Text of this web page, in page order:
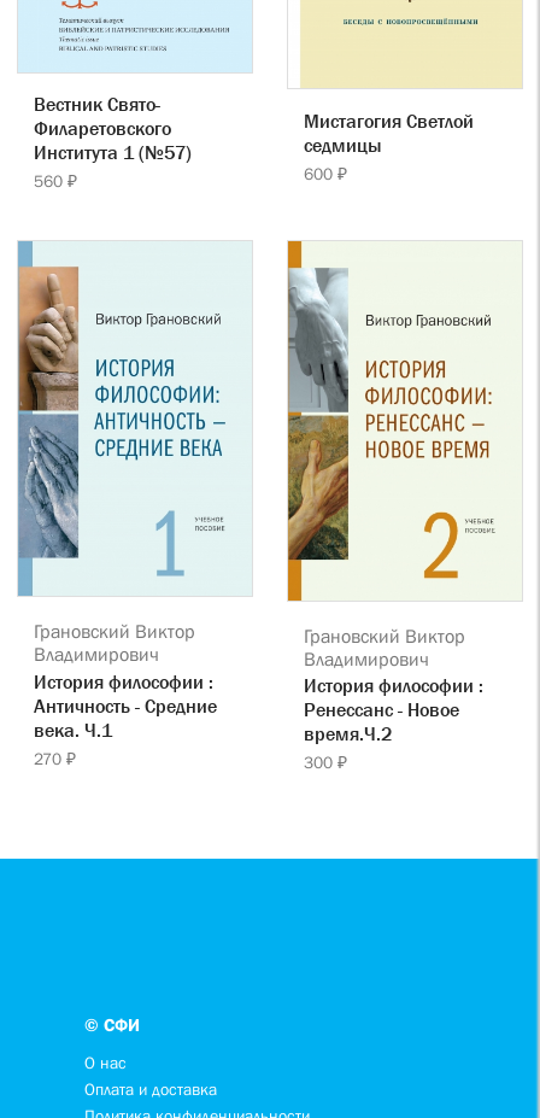
Вестник Свято-
Филаретовского
Института 1 (№57)
560 ₽
Мистагогия Светлой
седмицы
600 ₽
Грановский Виктор
Владимирович
История философии :
Античность - Средние
века. Ч.1
270 ₽
Грановский Виктор
Владимирович
История философии :
Ренессанс - Новое
время.Ч.2
300 ₽
© СФИ
О нас
Оплата и доставка